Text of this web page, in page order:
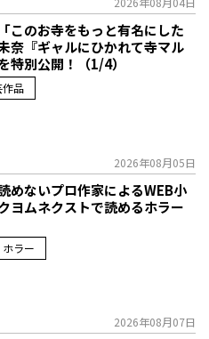
このお寺をもっと有名にした
奈『ギャルにひかれて寺マル
特別公開！（1/4）
作品
2026年08月05日
めないプロ作家によるWEB小
クヨムネクストで読めるホラー
ホラー
2026年08月07日